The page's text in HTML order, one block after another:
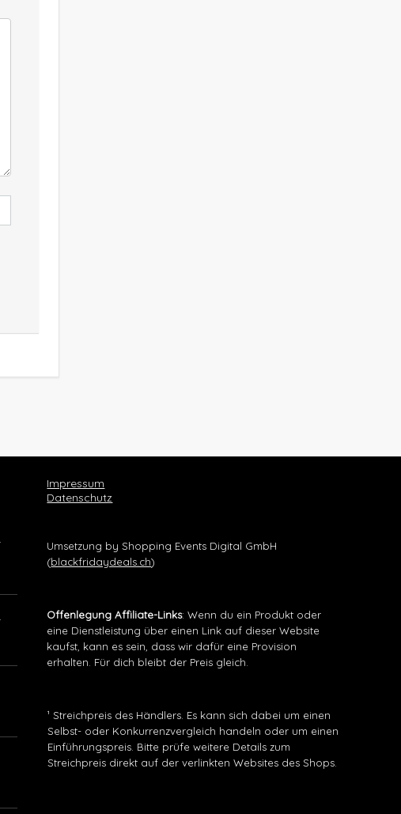
Impressum
Datenschutz
Umsetzung by Shopping Events Digital GmbH
(blackfridaydeals.ch)
Offenlegung Affiliate-Links: Wenn du ein Produkt oder
eine Dienstleistung über einen Link auf dieser Website
kaufst, kann es sein, dass wir dafür eine Provision
erhalten. Für dich bleibt der Preis gleich.
¹ Streichpreis des Händlers. Es kann sich dabei um einen
Selbst- oder Konkurrenzvergleich handeln oder um einen
Einführungspreis. Bitte prüfe weitere Details zum
Streichpreis direkt auf der verlinkten Websites des Shops.